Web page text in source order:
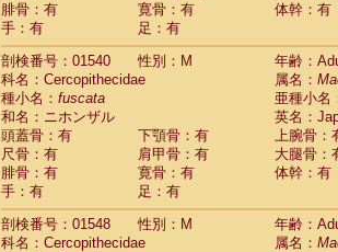
腓骨：有
寛骨：有
体幹：有
手：有
足：有
剖検番号：01540
性別：M
年齢：
科名：Cercopithecidae
属名：
種小名： fuscata
亜種小名
和名：ニホンザル
英名：
頭蓋骨：有
下顎骨：有
上腕骨：
尺骨：有
肩甲骨：有
大腿骨：
腓骨：有
寛骨：有
体幹：有
手：有
足：有
剖検番号：01548
性別：M
年齢：
科名：Cercopithecidae
属名：